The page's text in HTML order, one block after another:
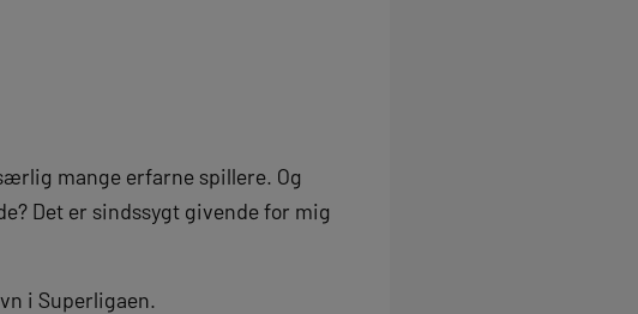
mange erfarne spillere. Og
Det er sindssygt givende for mig
i Superligaen.